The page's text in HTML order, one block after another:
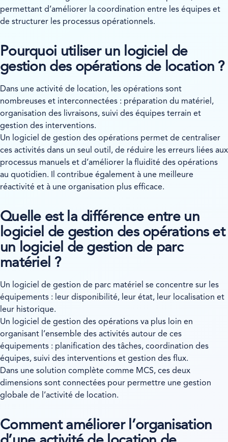
permettant d’améliorer la coordination entre les équipes et
de structurer les processus opérationnels.
Pourquoi utiliser un logiciel de
gestion des opérations de location ?
Dans une activité de location, les opérations sont
nombreuses et interconnectées : préparation du matériel,
organisation des livraisons, suivi des équipes terrain et
gestion des interventions.
Un logiciel de gestion des opérations permet de centraliser
ces activités dans un seul outil, de réduire les erreurs liées aux
processus manuels et d’améliorer la fluidité des opérations
au quotidien. Il contribue également à une meilleure
réactivité et à une organisation plus efficace.
Quelle est la différence entre un
logiciel de gestion des opérations et
un logiciel de gestion de parc
matériel ?
Un logiciel de gestion de parc matériel se concentre sur les
équipements : leur disponibilité, leur état, leur localisation et
leur historique.
Un logiciel de gestion des opérations va plus loin en
organisant l’ensemble des activités autour de ces
équipements : planification des tâches, coordination des
équipes, suivi des interventions et gestion des flux.
Dans une solution complète comme MCS, ces deux
dimensions sont connectées pour permettre une gestion
globale de l’activité de location.
Comment améliorer l’organisation